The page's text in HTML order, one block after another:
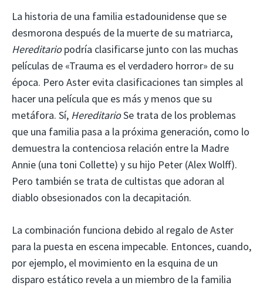
La historia de una familia estadounidense que se
desmorona después de la muerte de su matriarca,
Hereditariopodría clasificarse junto con las muchas
películas de «Trauma es el verdadero horror» de su
época. Pero Aster evita clasificaciones tan simples al
hacer una película que es más y menos que su
metáfora. Sí, HereditarioSe trata de los problemas
que una familia pasa a la próxima generación, como lo
demuestra la contenciosa relación entre la Madre
Annie (una toni Collette) y su hijo Peter (Alex Wolff).
Pero también se trata de cultistas que adoran al
diablo obsesionados con la decapitación.
La combinación funciona debido al regalo de Aster
para la puesta en escena impecable. Entonces, cuando,
por ejemplo, el movimiento en la esquina de un
disparo estático revela a un miembro de la familia